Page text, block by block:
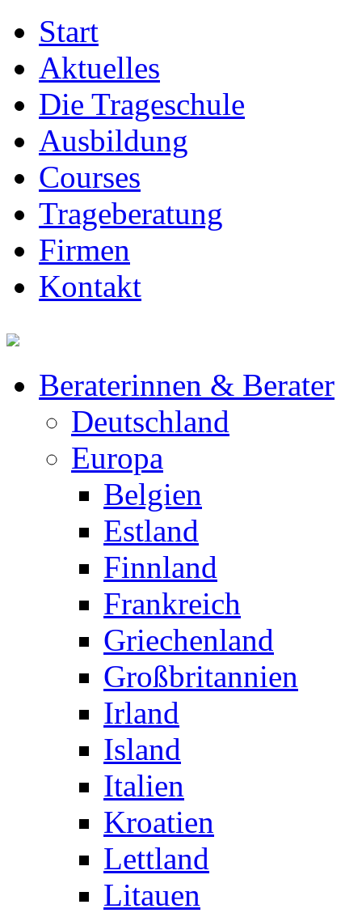
Start
Aktuelles
Die Trageschule
Ausbildung
Courses
Trageberatung
Firmen
Kontakt
Beraterinnen & Berater
Deutschland
Europa
Belgien
Estland
Finnland
Frankreich
Griechenland
Großbritannien
Irland
Island
Italien
Kroatien
Lettland
Litauen